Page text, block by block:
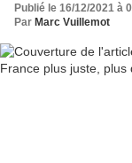
Publié le 16/12/2021 à
Par Marc Vuillemot